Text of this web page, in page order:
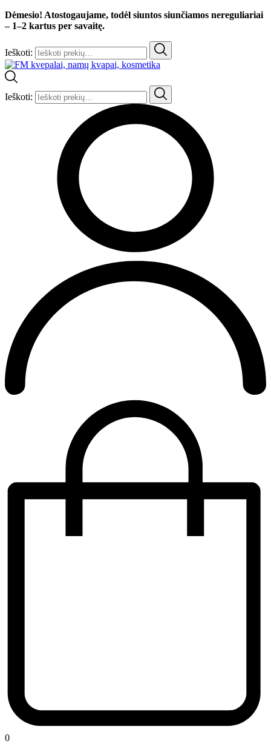
Dėmesio! Atostogaujame, todėl siuntos siunčiamos nereguliariai
– 1–2 kartus per savaitę.
Ieškoti:
Ieškoti:
0